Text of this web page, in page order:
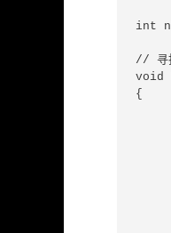
int
// 寻
void
{